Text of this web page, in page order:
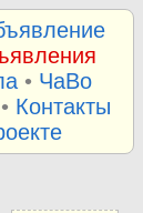
• ЧаВо
• Контакты